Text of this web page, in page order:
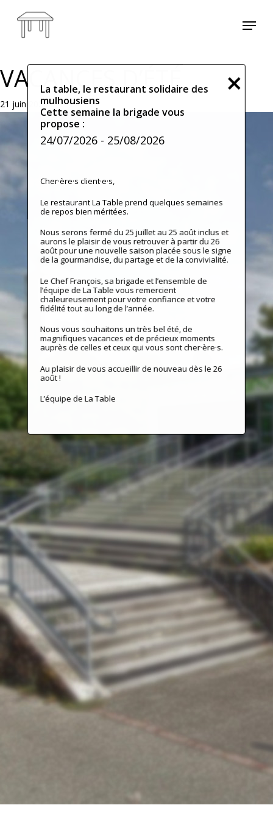
Menu
La table, le restaurant solidaire des
mulhousiens
Cette semaine la brigade vous
propose :
24/07/2026- 25/08/2026
Cher·ère·s client·e·s,
Le restaurant La Table prend quelques semaines
de repos bien méritées.
Nous serons fermé du 25 juillet au 25 août inclus et
aurons le plaisir de vous retrouver à partir du 26
août pour une nouvelle saison placée sous le signe
de la gourmandise, du partage et de la convivialité.
Le Chef François, sa brigade et l’ensemble de
l’équipe de La Table vous remercient
chaleureusement pour votre confiance et votre
fidélité tout au long de l’année.
Nous vous souhaitons un très bel été, de
magnifiques vacances et de précieux moments
auprès de celles et ceux qui vous sont cher·ère·s.
Au plaisir de vous accueillir de nouveau dès le 26
août !
L’équipe de La Table
VACANCES D’ÉTÉ
21 juin 2026